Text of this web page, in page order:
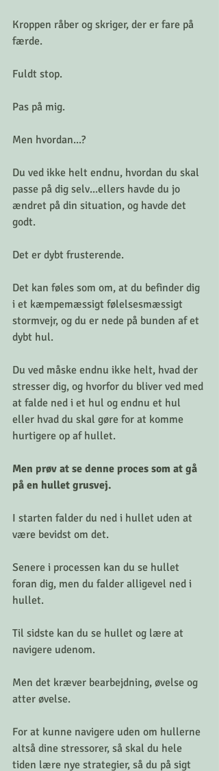
Kroppen råber og skriger, der er fare på
færde.
Fuldt stop.
Pas på mig.
Men hvordan...?
Du ved ikke helt endnu, hvordan du skal
passe på dig selv...ellers havde du jo
ændret på din situation, og havde det
godt.
Det er dybt frusterende.
Det kan føles som om, at du befinder dig
i et kæmpemæssigt følelsesmæssigt
stormvejr, og du er nede på bunden af et
dybt hul.
Du ved måske endnu ikke helt, hvad der
stresser dig, og hvorfor du bliver ved med
at falde ned i et hul og endnu et hul
eller hvad du skal gøre for at komme
hurtigere op af hullet.
Men prøv at se denne proces som at gå
på en hullet grusvej.
I starten falder du ned i hullet uden at
være bevidst om det.
Senere i processen kan du se hullet
foran dig, men du falder alligevel ned i
hullet.
Til sidste kan du se hullet og lære at
navigere udenom.
Men det kræver bearbejdning, øvelse og
atter øvelse.
For at kunne navigere uden om hullerne
altså dine stressorer, så skal du hele
tiden lære nye strategier, så du på sigt